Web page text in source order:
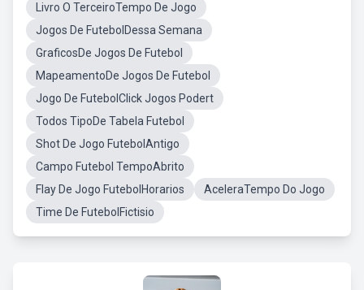
Livro O TerceiroTempo De Jogo
Jogos De FutebolDessa Semana
GraficosDe Jogos De Futebol
MapeamentoDe Jogos De Futebol
Jogo De FutebolClick Jogos Podert
Todos TipoDe Tabela Futebol
Shot De Jogo FutebolAntigo
Campo Futebol TempoAbrito
Flay De Jogo FutebolHorarios
AceleraTempo Do Jogo
Time De FutebolFictisio